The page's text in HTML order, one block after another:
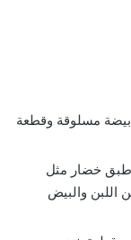
مسلوقة وقطعة
خضار مثل
اللبن والبيض